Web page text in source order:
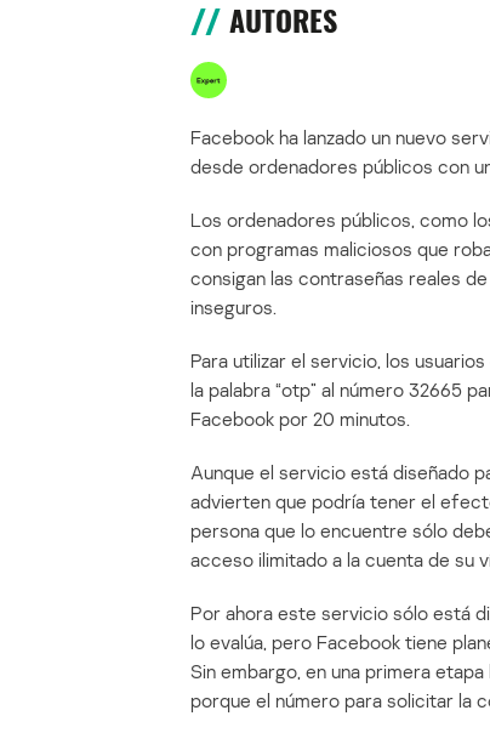
AUTORES
Facebook ha lanzado un nuevo
desde ordenadores públicos con
Los ordenadores públicos, como
con programas maliciosos que
consigan las contraseñas reales
inseguros.
Para utilizar el servicio, los
la palabra “otp” al número 32665
Facebook por 20 minutos.
Aunque el servicio está diseñado
advierten que podría tener el
persona que lo encuentre sólo
acceso ilimitado a la cuenta de su
Por ahora este servicio sólo está
lo evalúa, pero Facebook tiene
Sin embargo, en una primera
porque el número para solicitar la